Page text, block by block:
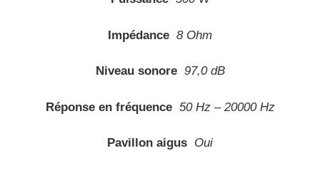
Impédance 8 Ohm
Niveau sonore 97,0 dB
Réponse en fréquence 50 Hz – 20000 Hz
Pavillon aigus Oui